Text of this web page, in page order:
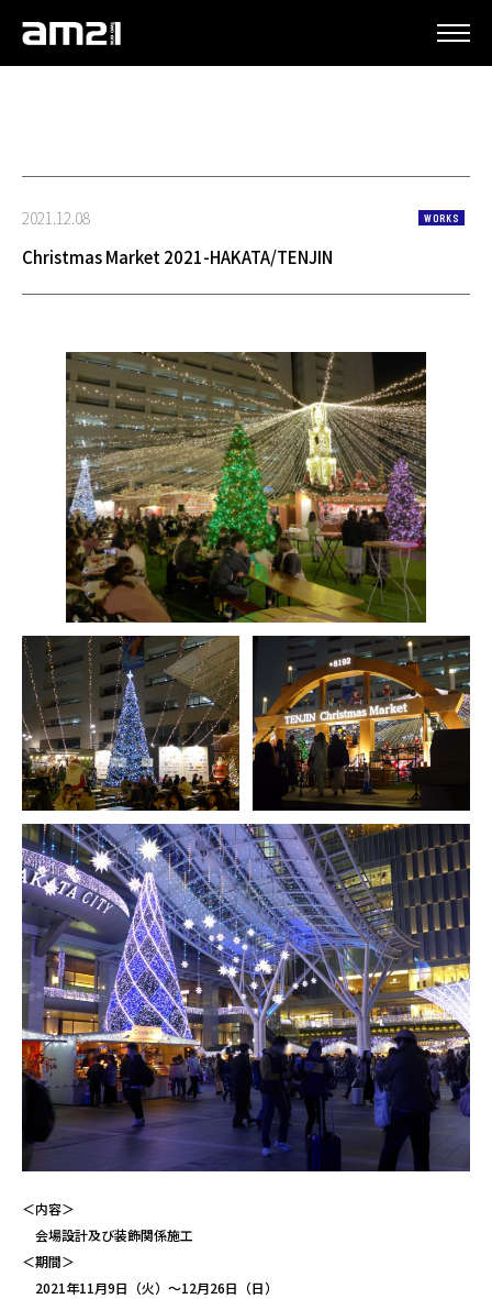
2021.12.08 WORKS
Christmas Market 2021-HAKATA/TENJIN
＜内容＞
会場設計及び装飾関係施工
＜期間＞
2021年11月9日（火）〜12月26日（日）